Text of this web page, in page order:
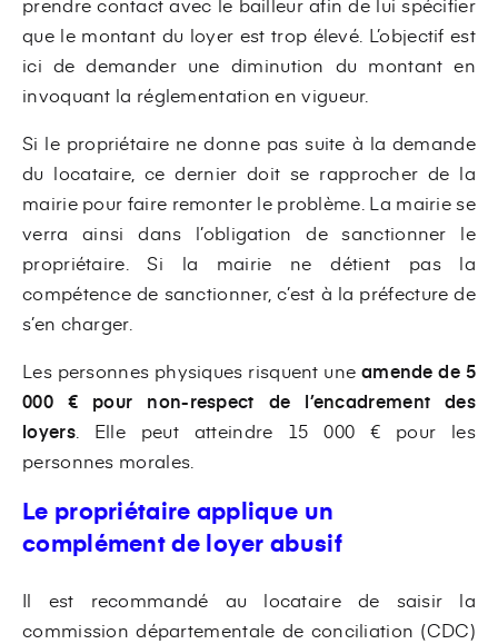
que le montant du loyer est trop élevé. L’objectif est
ici de demander une diminution du montant en
invoquant la réglementation en vigueur.
Si le propriétaire ne donne pas suite à la demande
du locataire, ce dernier doit se rapprocher de la
mairie pour faire remonter le problème. La mairie se
verra ainsi dans l’obligation de sanctionner le
propriétaire. Si la mairie ne détient pas la
compétence de sanctionner, c’est à la préfecture de
s’en charger.
Les personnes physiques risquent une amende de 5
000 € pour non-respect de l’encadrement des
loyers. Elle peut atteindre 15 000 € pour les
personnes morales.
Le propriétaire applique un
complément de loyer abusif
Il est recommandé au locataire de saisir la
commission départementale de conciliation (CDC)